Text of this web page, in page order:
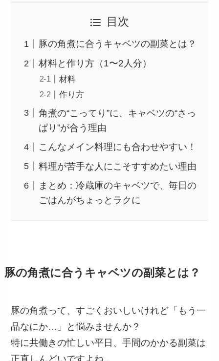
目次
豚の角煮に合うキャベツの副菜とは？
材料と作り方（1〜2人分）
材料
作り方
角煮の“こってり”に、キャベツの“さっ
ぱり”が合う理由
こんなメイン料理にも合わせやすい！
料理が苦手な人にこそすすめたい理由
まとめ：冷蔵庫のキャベツで、毎日の
ごはんがちょっとラクに
豚の角煮に合うキャベツの副菜とは？
豚の角煮って、すごくおいしいけれど「もう一
品なにか…」と悩みませんか？
特に共働きの忙しい平日、手間のかかる副菜は
正直しんどいですよね。